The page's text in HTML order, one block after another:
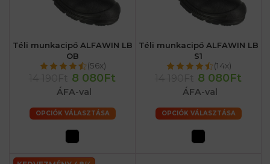
Téli munkacipő ALFAWIN LB
OB
(56x)
8 080Ft
ÁFA-val
OPCIÓK VÁLASZTÁSA
Téli munkacipő ALFAWIN LB
S1
(14x)
8 080Ft
ÁFA-val
OPCIÓK VÁLASZTÁSA